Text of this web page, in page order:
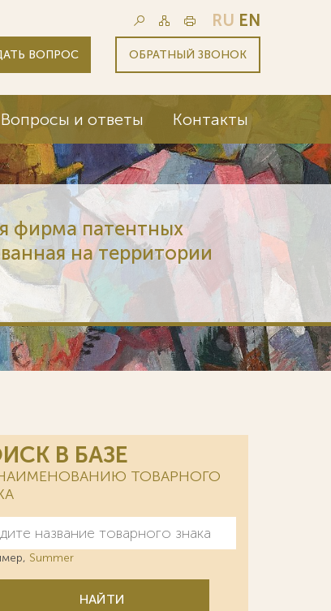
RU EN
ВОПРОС ОБРАТНЫЙ ЗВОНОК
Вопросы и ответы Контакты
фирма патентных
на территории
В БАЗЕ
ТОВАРНОГО
Summer
НАЙТИ